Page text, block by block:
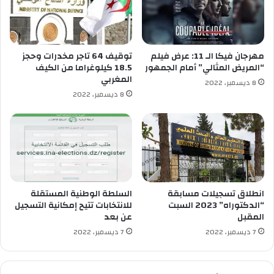
ء
ب
2
0
ب
ل
ئ
ة
ه
ذ
ا
ا
ل
ع
ا
س
ي
ة
ا
ل
أ
ك
ر
ا
ن
ي
ة
”
ع
ل
ى
س
مهرجان فيكا الـ 11: عرض فيلم
“المريض المثالي” أمام الجمهور
8 ديسمبر، 2022
توقيف 64 تاجر مخدرات وحجز
18.5 كيلوغراما من الكيف
المغربي
8 ديسمبر، 2022
انطلاق تسجيلات مسابقة
“الدكتوراه” 2023 السبت
المقبل
7 ديسمبر، 2022
السلطة الوطنية المستقلة
للانتخابات تتيح إمكانية التسجيل
عن بعد
7 ديسمبر، 2022